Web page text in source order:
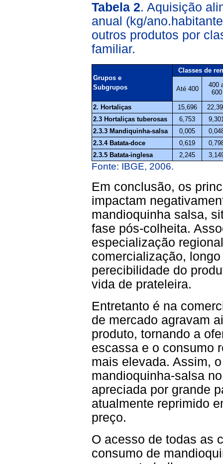
Tabela 2. Aquisição
anual (kg/
outros produtos por
familiar.
Grupos e
Subgrupos
Classes de
Até 400
400
600
2. Hortaliças
15,696
2.3 Hortaliças tuberosas
6,753
2.3.3 Mandiquinha-salsa 0,005
2.3.4 Batata-doce
0,619
2.3.5 Batata-inglesa
2,245
Fonte: IBGE, 2006.
Em conclusão, os
impactam
mandioquinha salsa,
fase pós-colheita.
especialização
comercialização,
perecibilidade do
vida de prateleira.
Entretanto é na
de mercado agravam
produto, tornando a
escassa e o consumo
mais elevada. Assim,
mandioquinha-salsa
apreciada por grande
atualmente reprimido
preço.
O acesso de todas as
consumo de